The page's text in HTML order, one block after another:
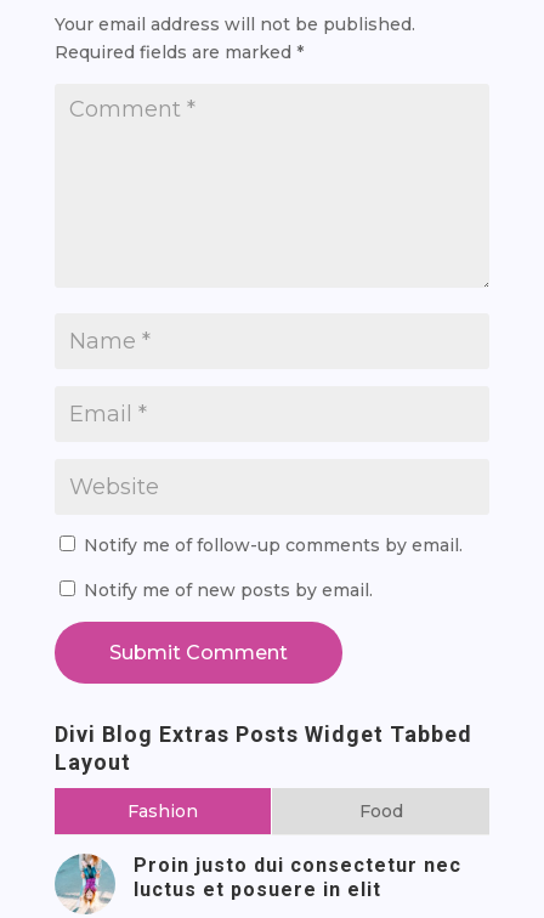
Your email address will not be published.
Required fields are marked *
Notify me of follow-up comments by email.
Notify me of new posts by email.
Submit Comment
Divi Blog Extras Posts Widget Tabbed
Layout
Fashion Food
Proin justo dui consectetur nec
luctus et posuere in elit